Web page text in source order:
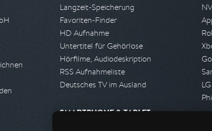
Langzeit-Speicherung
Favoriten-Finder
HD Aufnahme
Untertitel für Gehörlose
Hörfilme, Audiodeskription
RSS Aufnahmeliste
Deutsches TV im Ausland
SMARTPHONE & TABLET